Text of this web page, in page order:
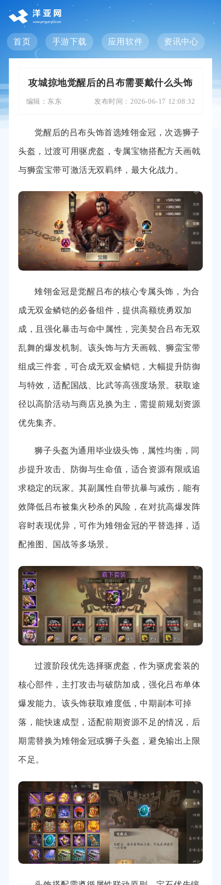
首页 手游下载 应用软件 资讯中心
攻城掠地觉醒后的吕布需要戴什么头饰
编辑： 东东 发布时间： 2026-06-17 12:08:32
觉醒后的吕布头饰首选雉翎金冠，次选狮子
头盔，过渡可用驱虎盔，专属宝物搭配方天画戟
与狮蛮宝带可激活无双羁绊，最大化战力。
雉翎金冠是觉醒吕布的核心专属头饰，为合
成无双金鳞铠的必备组件，提供高额统勇双加
成，且强化暴击与命中属性，完美契合吕布无双
乱舞的爆发机制。该头饰与方天画戟、狮蛮宝带
组成三件套，可合成无双金鳞铠，大幅提升防御
与特效，适配国战、比武等高强度场景。获取途
径以高阶活动与商店兑换为主，需提前规划资源
优先集齐。
狮子头盔为通用毕业级头饰，属性均衡，同
步提升攻击、防御与生命值，适合资源有限或追
求稳定的玩家。其副属性自带抗暴与减伤，能有
效降低吕布被集火秒杀的风险，在对抗高爆发阵
容时表现优异，可作为雉翎金冠的平替选择，适
配推图、国战等多场景。
过渡阶段优先选择驱虎盔，作为驱虎套装的
核心部件，主打攻击与破防加成，强化吕布单体
爆发能力。该头饰获取难度低，中期副本可掉
落，能快速成型，适配前期资源不足的情况，后
期需替换为雉翎金冠或狮子头盔，避免输出上限
不足。